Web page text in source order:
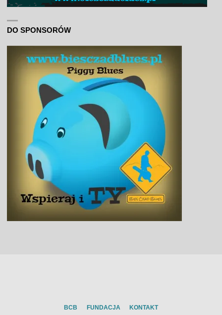
DO SPONSORÓW
BCB FUNDACJA KONTAKT